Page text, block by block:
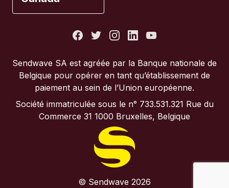
Italie
Portugal
Royaume-Uni
Sendwave SA est agréée par la Banque nationale de
Belgique pour opérer en tant qu’établissement de
paiement au sein de l’Union européenne.
Société immatriculée sous le n° 733.531.321 Rue du
Commerce 31 1000 Bruxelles, Belgique
© Sendwave 2026